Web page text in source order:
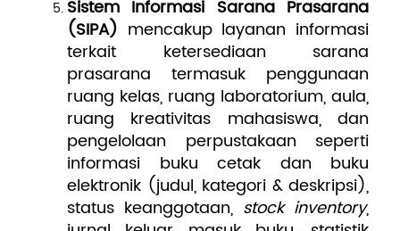
Sistem Informasi Sarana Prasarana
(SIPA) mencakup layanan informasi
terkait ketersediaan sarana
prasarana termasuk penggunaan
ruang kelas, ruang laboratorium, aula,
ruang kreativitas mahasiswa, dan
pengelolaan perpustakaan seperti
informasi buku cetak dan buku
elektronik (judul, kategori & deskripsi),
status keanggotaan, stock inventory,